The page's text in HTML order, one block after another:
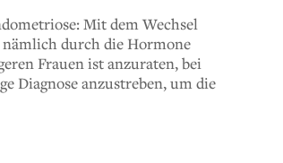
Mit dem Wechsel
durch die Hormone
Frauen ist anzuraten, bei
Diagnose anzustreben, um die